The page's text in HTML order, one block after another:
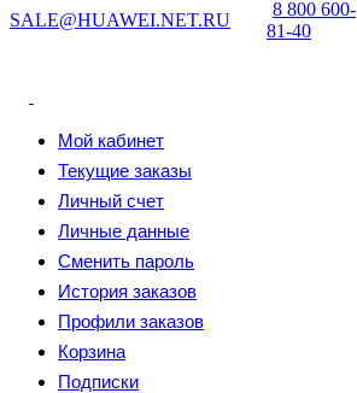
SALE@HUAWEI.NET.RU
8 800 600-
81-40
Мой кабинет
Текущие заказы
Личный счет
Личные данные
Сменить пароль
История заказов
Профили заказов
Корзина
Подписки